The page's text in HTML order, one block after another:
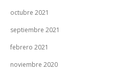
octubre 2021
septiembre 2021
febrero 2021
noviembre 2020